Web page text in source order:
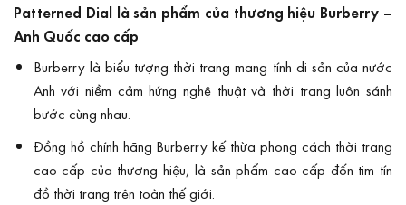
Patterned Dial là sản phẩm của thương hiệu Burberry –
Anh Quốc cao cấp
Burberry là biểu tượng thời trang mang tính di sản của nước
Anh với niềm cảm hứng nghệ thuật và thời trang luôn sánh
bước cùng nhau.
Đồng hồ chính hãng Burberry kế thừa phong cách thời trang
cao cấp của thương hiệu, là sản phẩm cao cấp đốn tim tín
đồ thời trang trên toàn thế giới.